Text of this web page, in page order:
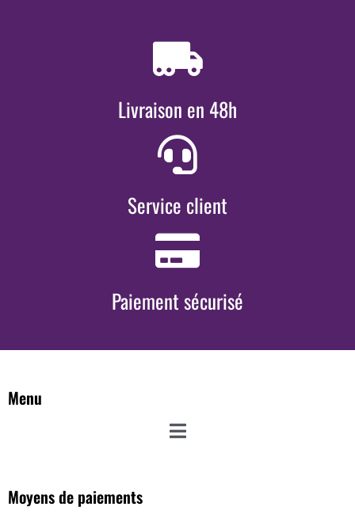
Livraison en 48h
Service client
Paiement sécurisé
Menu
Moyens de paiements